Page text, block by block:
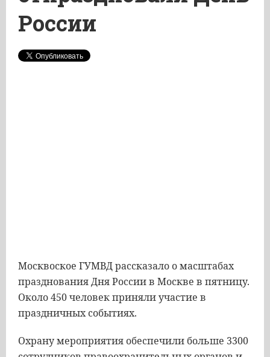
России
Москвоское ГУМВД рассказало о масштабах
празднования Дня России в Москве в пятницу.
Около 450 человек приняли участие в
праздничных событиях.
Охрану мероприятия обеспечили больше 3300